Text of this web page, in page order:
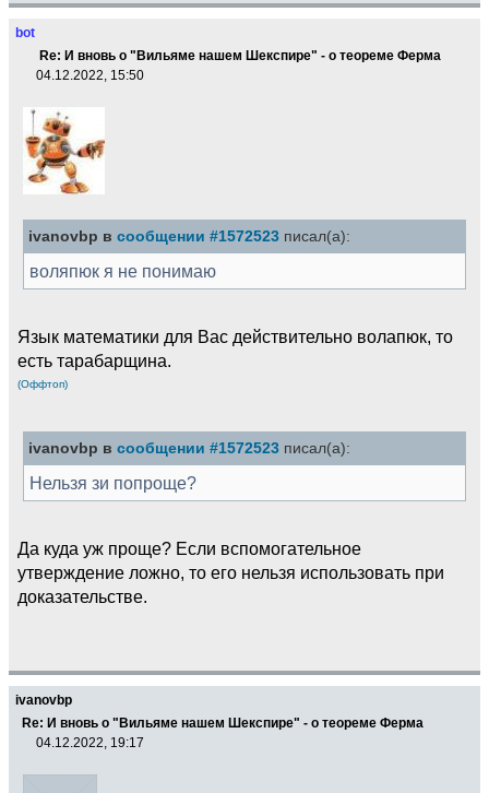
bot
Re: И вновь о "Вильяме нашем Шекспире" - о теореме Ферма
04.12.2022, 15:50
ivanovbp в сообщении #1572523 писал(а):
воляпюк я не понимаю
Язык математики для Вас действительно волапюк, то
есть тарабарщина.
(Оффтоп)
ivanovbp в сообщении #1572523 писал(а):
Нельзя зи попроще?
Да куда уж проще? Если вспомогательное
утверждение ложно, то его нельзя использовать при
доказательстве.
ivanovbp
Re: И вновь о "Вильяме нашем Шекспире" - о теореме Ферма
04.12.2022, 19:17